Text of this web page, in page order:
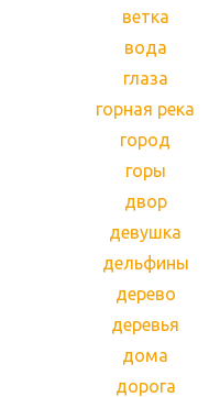
ветка
вода
глаза
горная река
город
горы
двор
девушка
дельфины
дерево
деревья
дома
дорога